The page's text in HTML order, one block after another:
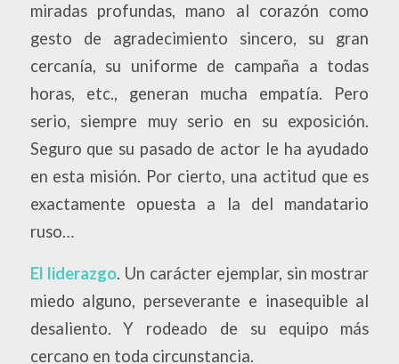
miradas profundas, mano al corazón como
gesto de agradecimiento sincero, su gran
cercanía, su uniforme de campaña a todas
horas, etc., generan mucha empatía. Pero
serio, siempre muy serio en su exposición.
Seguro que su pasado de actor le ha ayudado
en esta misión. Por cierto, una actitud que es
exactamente opuesta a la del mandatario
ruso…
El liderazgo. Un carácter ejemplar, sin mostrar
miedo alguno, perseverante e inasequible al
desaliento. Y rodeado de su equipo más
cercano en toda circunstancia.